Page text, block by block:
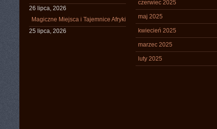
26 lipca, 2026
Magiczne Miejsca i Tajemnice Afryki
25 lipca, 2026
czerwiec 2025
maj 2025
kwiecień 2025
marzec 2025
luty 2025